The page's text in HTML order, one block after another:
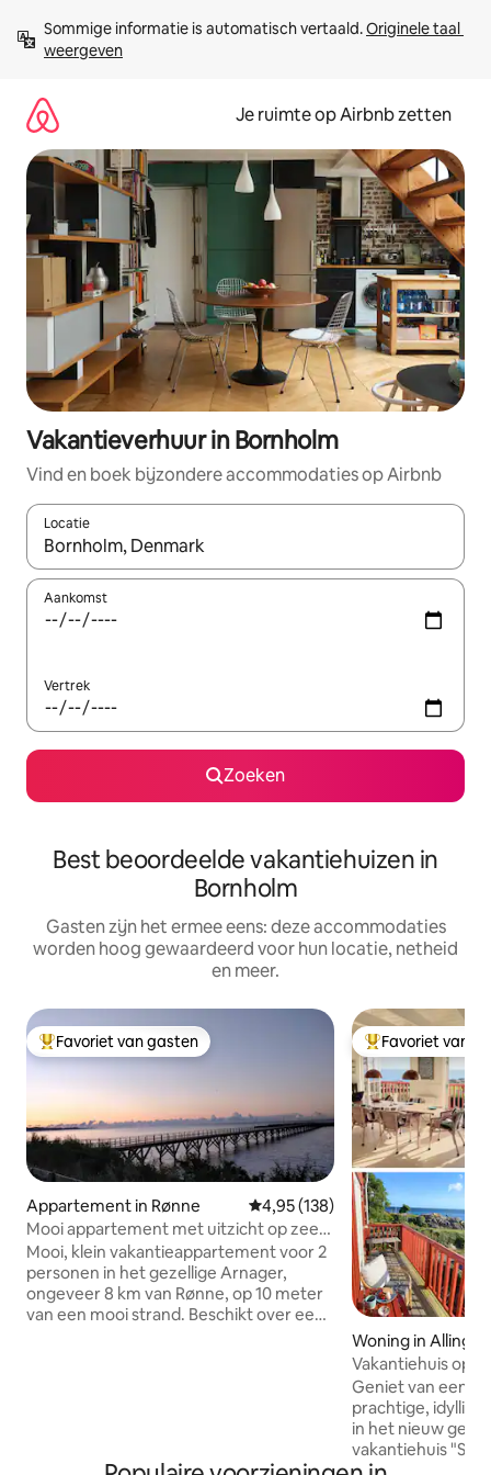
direct
naar
Sommige informatie is automatisch vertaald. Originele taal
weergeven
Je ruimte op Airbnb zetten
Vakantieverhuur in Bornholm
Vind en boek bijzondere accommodaties op Airbnb
Locatie
Wanneer er suggesties beschikbaar zijn, maak je een keuze
Aankomst
Vertrek
Zoeken
Best beoordeelde vakantiehuizen in
Bornholm
Gasten zijn het ermee eens: deze accommodaties
worden hoog gewaardeerd voor hun locatie, netheid
en meer.
Topfavoriet van gasten
Favoriet van gasten
Appartement in Rønne Gemiddelde beoordeling van
4,95 (138)
Mooi appartement met uitzicht op zee
in het prachtige Arnager
Mooi, klein vakantieappartement voor 2
personen in het gezellige Arnager,
ongeveer 8 km van Rønne, op 10 meter
van een mooi strand. Beschikt over een
meenemen. De koelkast heeft een
Topfavoriet van
Favoriet van
Woning in
Vakantiehuis op
180 graden
Geniet van een
prachtige,
in het nieuw
vakantiehuis
huis is een beetje